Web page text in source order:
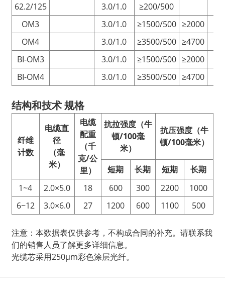
62.2/125
3.0/1.0
≥200/500
OM3
3.0/1.0 ≥1500/500 ≥2000
OM4
3.0/1.0 ≥3500/500 ≥4700
BI-OM3
3.0/1.0 ≥1500/500 ≥2000
BI-OM4
3.0/1.0 ≥3500/500 ≥4700
结构和技术规格
纤维
计数
电缆直
径
（毫
米）
电缆
配重
（千
克/公
里）
抗拉强度（牛
顿/100毫
米）
抗压强度（牛
顿/100毫米）
短期 长期 短期
长期
1~4
2.0×5.0 18 600 300 2200
1000
6~12
3.0×6.0 27 1200 600 1100 500
注意：本数据表仅供参考，不构成合同的补充。请联系我
们的销售人员了解更多详细信息。
光缆芯采用250μm彩色涂层光纤。